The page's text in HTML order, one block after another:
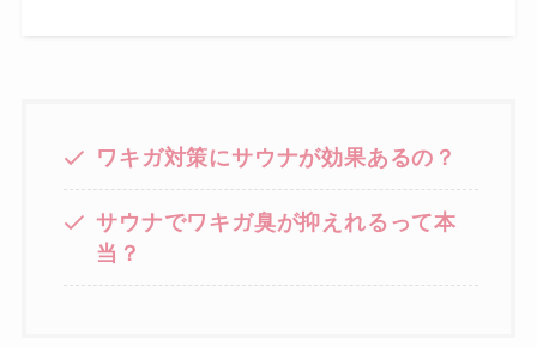
ワキガ対策にサウナが効果あるの？
サウナでワキガ臭が抑えれるって本
当？